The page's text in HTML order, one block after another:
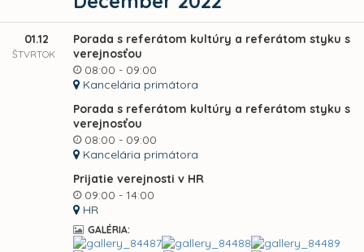
01.12
ŠTVRTOK
Porada s referátom kultúry a referátom styku s
verejnosťou
08:00 - 09:00
Kancelária primátora
Porada s referátom kultúry a referátom styku s
verejnosťou
08:00 - 09:00
Kancelária primátora
Prijatie verejnosti v HR
09:00 - 14:00
HR
GALÉRIA: